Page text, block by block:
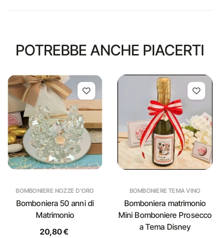
POTREBBE ANCHE PIACERTI
BOMBONIERE NOZZE D'ORO
Bomboniera 50 anni di
Matrimonio
20,80 €
BOMBONIERE TEMA VINO
Bomboniera matrimonio
Mini Bomboniere Prosecco
a Tema Disney